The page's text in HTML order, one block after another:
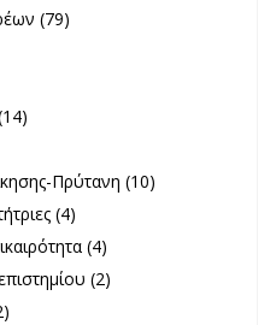
φορέων filter
(79)
filter
Πρύτανη filter
Πρύτανη (10)
Φοιτήτριες filter
(4)
filter
επικαιρότητα filter
(4)
επικαιρότητα filter
Πανεπιστημίου filter
(2)
filter